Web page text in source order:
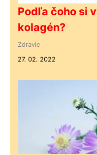
Podľa čoho si
kolagén?
Zdravie
27. 02. 2022